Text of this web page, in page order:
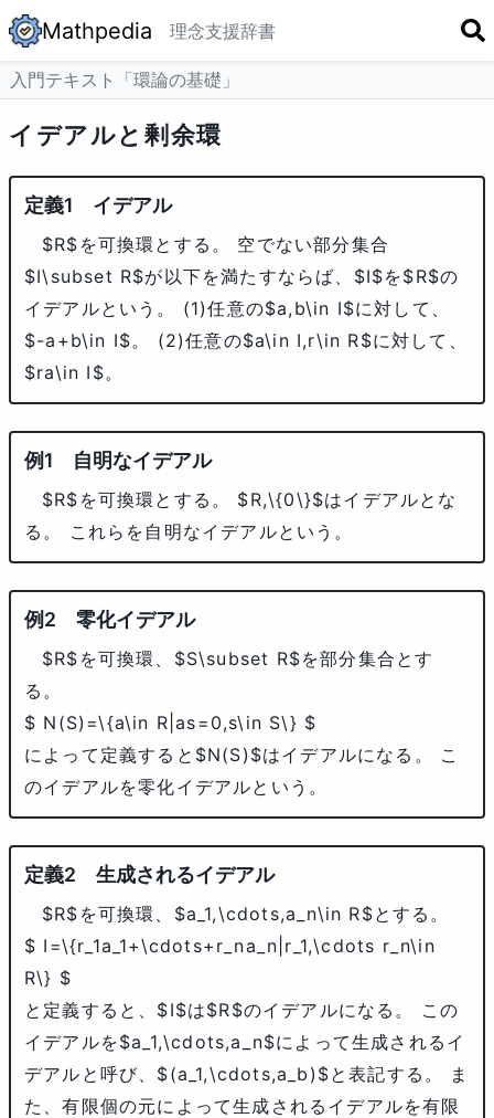
Mathpedia 理念支援辞書
入門テキスト「環論の基礎」
イデアルと剰余環
イデアル
$R$ を可換環とする。 空でない部分集合
$I\subset R$が以下を満たすならば、 $I$を$R$の
イデアルという。 (1)任意の$a,b\in I$に対して、
$-a+b\in I$。 (2)任意の$a\in I,r\in R$に対して、
$ra\in I$。
自明なイデアル
$R$ を可換環とする。 $R,\{0\}$はイデアルとな
る。 これらを自明なイデアルという。
零化イデアル
$R$ を可換環、 $S\subset R$を部分集合とす
る。
$ N(S)=\{a\in R|as=0,s\in S\} $
によって定義すると $N(S)$はイデアルになる。 こ
のイデアルを零化イデアルという。
生成されるイデアル
$R$ を可換環、 $a_1,\cdots,a_n\in R$とする。
$ I=\{r_1a_1+\cdots+r_na_n|r_1,\cdots r_n\in
R\} $
と定義すると、 $I$は$R$のイデアルになる。 この
イデアルを$a_1,\cdots,a_n$によって生成されるイ
デアルと呼び、 $(a_1,\cdots,a_b)$と表記する。 ま
た、有限個の元によって生成されるイデアルを有限